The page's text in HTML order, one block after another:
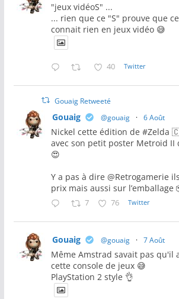
"jeux vidéoS" ...
... rien que ce "S" prouve que
connait rien en jeux vidéo 😅
40 Twitter
Gouaig Retweeté
Gouaig @gouaig · 6 Août
Nickel cette édition de #Zelda
avec son petit poster Metroid II
😍
Y a pas à dire @Retrogamerie
prix mais aussi sur l’emballage
7 76 Twitter
Gouaig @gouaig · 7 Août
Même Amstrad savait pas qu'il
cette console de jeux 😅
PlayStation 2 style 👌